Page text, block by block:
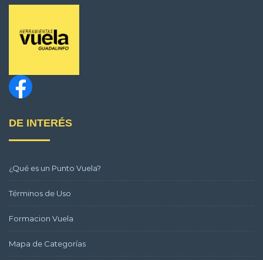
DE INTERÉS
¿Qué es un Punto Vuela?
Términos de Uso
Formacion Vuela
Mapa de Categorías